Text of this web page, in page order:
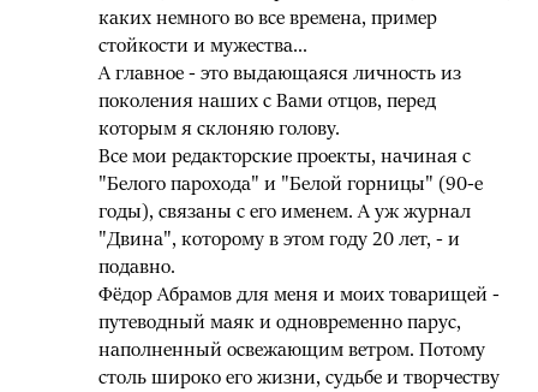
каких немного во все времена, пример
стойкости и мужества...
А главное - это выдающаяся личность из
поколения наших с Вами отцов, перед
которым я склоняю голову.
Все мои редакторские проекты, начиная с
"Белого парохода" и "Белой горницы" (90-е
годы), связаны с его именем. А уж журнал
"Двина", которому в этом году 20 лет, - и
подавно.
Фёдор Абрамов для меня и моих товарищей -
путеводный маяк и одновременно парус,
наполненный освежающим ветром. Потому
столь широко его жизни, судьбе и творчеству